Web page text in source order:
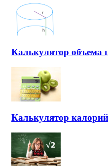
Калькулятор объема
Калькулятор